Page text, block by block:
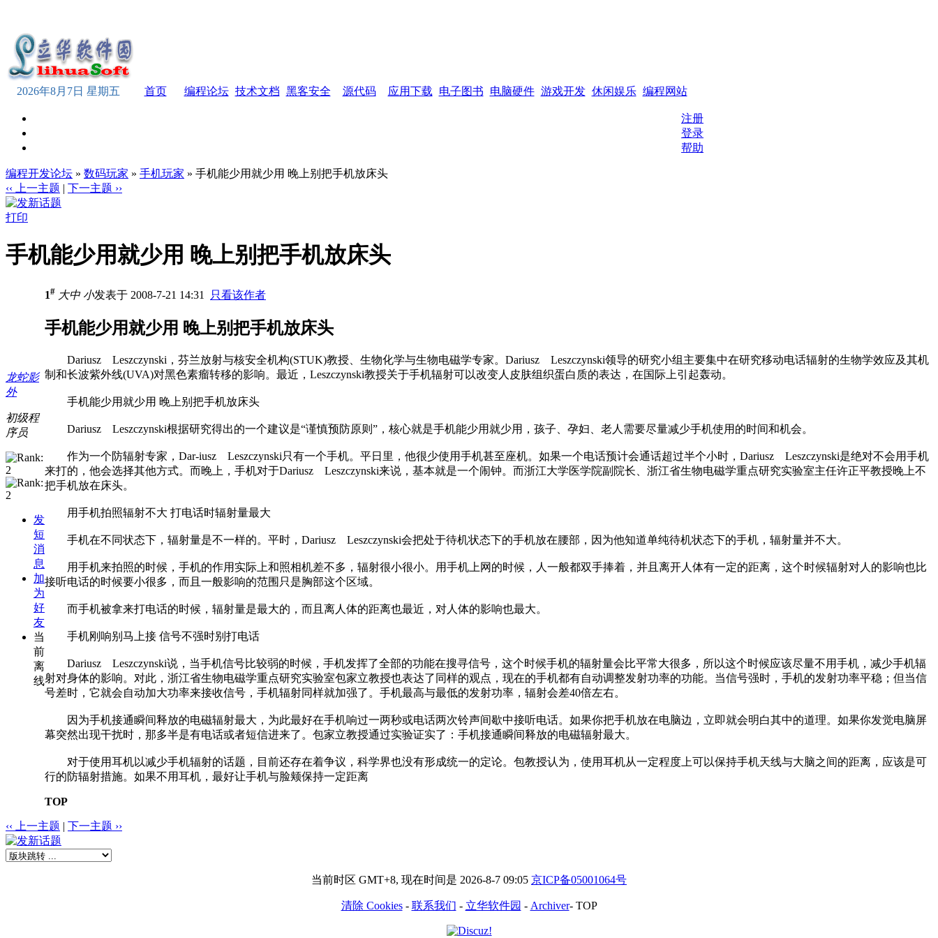
2026年8月7日 星期五 首页 编程论坛 技术文档 黑客安全 源代码 应用下载 电子图书 电脑硬件 游戏开发 休闲娱乐 编程网站
注册
登录
帮助
编程开发论坛 » 数码玩家 » 手机玩家 » 手机能少用就少用 晚上别把手机放床头
‹‹ 上一主题 | 下一主题 ››
打印
手机能少用就少用 晚上别把手机放床头
龙蛇影
外
初级程
序员
发
短
消
息
加
为
好
友
当
前
离
线
1# 大中 小发表于 2008-7-21 14:31 只看该作者
手机能少用就少用 晚上别把手机放床头
Dariusz Leszczynski，芬兰放射与核安全机构(STUK)教授、生物化学与生物电磁学专家。Dariusz Leszczynski领导的研究小组主要集中在研究移动电话辐射的生物学效应及其机
制和长波紫外线(UVA)对黑色素瘤转移的影响。最近，Leszczynski教授关于手机辐射可以改变人皮肤组织蛋白质的表达，在国际上引起轰动。
手机能少用就少用 晚上别把手机放床头
Dariusz Leszczynski根据研究得出的一个建议是“谨慎预防原则”，核心就是手机能少用就少用，孩子、孕妇、老人需要尽量减少手机使用的时间和机会。
作为一个防辐射专家，Dar-iusz Leszczynski只有一个手机。平日里，他很少使用手机甚至座机。如果一个电话预计会通话超过半个小时，Dariusz Leszczynski是绝对不会用手机
来打的，他会选择其他方式。而晚上，手机对于Dariusz Leszczynski来说，基本就是一个闹钟。而浙江大学医学院副院长、浙江省生物电磁学重点研究实验室主任许正平教授晚上不
把手机放在床头。
用手机拍照辐射不大 打电话时辐射量最大
手机在不同状态下，辐射量是不一样的。平时，Dariusz Leszczynski会把处于待机状态下的手机放在腰部，因为他知道单纯待机状态下的手机，辐射量并不大。
用手机来拍照的时候，手机的作用实际上和照相机差不多，辐射很小很小。用手机上网的时候，人一般都双手捧着，并且离开人体有一定的距离，这个时候辐射对人的影响也比
接听电话的时候要小很多，而且一般影响的范围只是胸部这个区域。
而手机被拿来打电话的时候，辐射量是最大的，而且离人体的距离也最近，对人体的影响也最大。
手机刚响别马上接 信号不强时别打电话
Dariusz Leszczynski说，当手机信号比较弱的时候，手机发挥了全部的功能在搜寻信号，这个时候手机的辐射量会比平常大很多，所以这个时候应该尽量不用手机，减少手机辐
射对身体的影响。对此，浙江省生物电磁学重点研究实验室包家立教授也表达了同样的观点，现在的手机都有自动调整发射功率的功能。当信号强时，手机的发射功率平稳；但当信
号差时，它就会自动加大功率来接收信号，手机辐射同样就加强了。手机最高与最低的发射功率，辐射会差40倍左右。
因为手机接通瞬间释放的电磁辐射最大，为此最好在手机响过一两秒或电话两次铃声间歇中接听电话。如果你把手机放在电脑边，立即就会明白其中的道理。如果你发觉电脑屏
幕突然出现干扰时，那多半是有电话或者短信进来了。包家立教授通过实验证实了：手机接通瞬间释放的电磁辐射最大。
对于使用耳机以减少手机辐射的话题，目前还存在着争议，科学界也没有形成统一的定论。包教授认为，使用耳机从一定程度上可以保持手机天线与大脑之间的距离，应该是可
行的防辐射措施。如果不用耳机，最好让手机与脸颊保持一定距离
TOP
‹‹ 上一主题 | 下一主题 ››
当前时区 GMT+8, 现在时间是 2026-8-7 09:05 京ICP备05001064号
清除 Cookies- 联系我们 - 立华软件园 - Archiver- TOP